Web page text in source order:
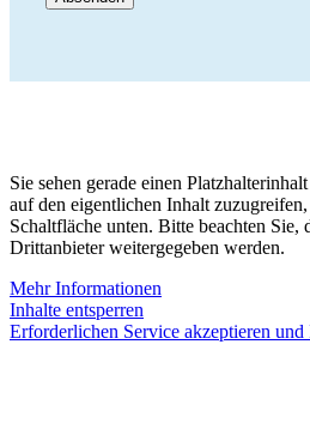
Sie sehen gerade einen
auf den eigentlichen Inhalt
Schaltfläche unten. Bitte beachten Sie,
Drittanbieter weitergegeben werden.
Mehr Informationen
Inhalte entsperren
Erforderlichen Service akzeptieren und